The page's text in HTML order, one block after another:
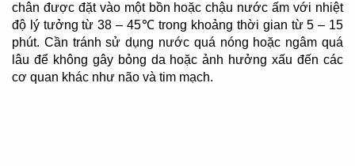
chân được đặt vào một bồn hoặc chậu nước ấm với nhiệt
độ lý tưởng từ 38 – 45℃ trong khoảng thời gian từ 5 – 15
phút. Cần tránh sử dụng nước quá nóng hoặc ngâm quá
lâu để không gây bỏng da hoặc ảnh hưởng xấu đến các
cơ quan khác như não và tim mạch.